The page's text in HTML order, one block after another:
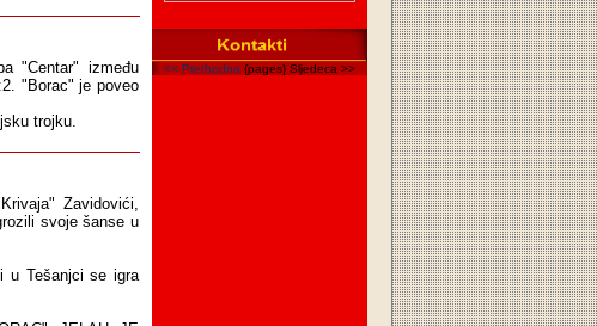
"Centar" između
"Borac" je poveo
trojku.
Zavidovići,
svoje šanse u
u Tešanjci se igra
<< Prethodna {pages} Sljedeca >>